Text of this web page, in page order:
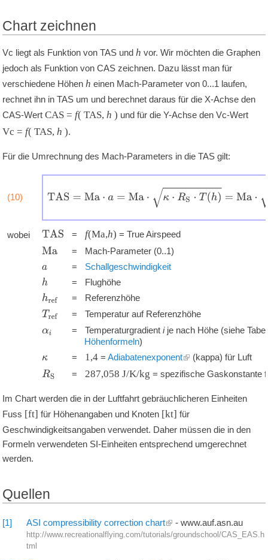
Chart zeichnen
Vc liegt als Funktion von TAS undh vor. Wir möchten die Graphen
jedoch als Funktion von CAS zeichnen. Dazu lässt man für
verschiedene Höhenh einen Mach-Parameter von0...1 laufen,
rechnet ihn in TAS um und berechnet daraus für die X-Achse den
CAS-WertCAS = f( TAS,h ) und für die Y-Achse den Vc-Wert
Vc = f( TAS,h ).
Für die Umrechnung des Mach-Parameters in die TAS gilt:
(10) AS= a=Ma⋅κ⋅RS⋅T(h) Ma ⋅κ
wobei TAS = f(Ma,h) = True Airspeed
Ma =
Mach-Parameter (0..1)
a
=
Schallgeschwindigkeit
h
=
Flughöhe
href =
Referenzhöhe
Tref =
Temperatur auf Referenzhöhe
αi = Temperaturgradient ije nach Höhe (siehe
Höhenformeln)
κ
= 1,4= Adiabatenexponent
(kappa) für Luft
RS = 287,058 J/K/kg = spezifische Gaskonstante
Im Chart werden die in der Luftfahrt gebräuchlicheren Einheiten
Fuss [ft] für Höhenangaben und Knoten [kt] für
Geschwindigkeitsangaben verwendet. Daher müssen die in den
Formeln verwendeten SI-Einheiten entsprechend umgerechnet
werden.
Quellen
[1] ASI compressibility correction chart - www.auf.asn.au
http://www.recreationalflying.com/tutorials/groundschool/CAS_EAS.h
tml